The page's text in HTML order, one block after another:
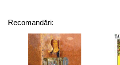
Recomandări: